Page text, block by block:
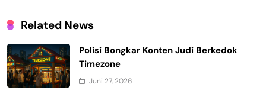
Related News
Polisi Bongkar Konten Judi Berkedok
Timezone
Juni 27, 2026